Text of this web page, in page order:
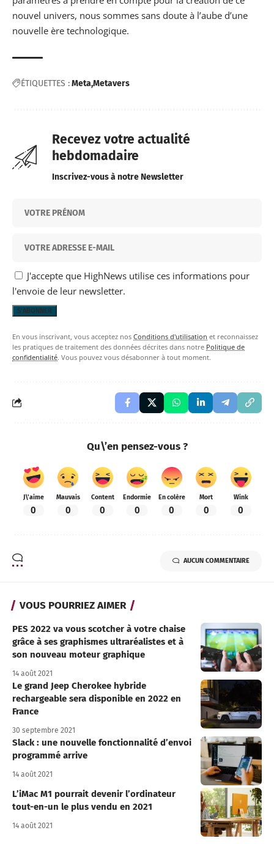
nouvel univers, nous sommes sans doute à l’aube d’une
nouvelle ère technologique.
ÉTIQUETTES :MetaMetavers
Recevez votre actualité
hebdomadaire
Inscrivez-vous à notre Newsletter
J'accepte que HighNews utilise ces informations pour
l'envoie de leur newsletter.
En vous inscrivant, vous acceptez nos Conditions d'utilisation et reconnaissez
les pratiques de traitement des données décrites dans notre Politique de
confidentialité. Vous pouvez vous désabonner à tout moment.
Qu\’en pensez-vous ?
J\'aime
0
Mauvais
0
Content
0
Endormie
0
En colère
0
Mort
0
Wink
0
AUCUN COMMENTAIRE
VOUS POURRIEZ AIMER
PES 2022 va vous scotcher à votre chaise
grâce à ses graphismes ultraréalistes et à
son nouveau moteur graphique
14 août 2021
Le grand Jeep Cherokee hybride
rechargeable sera disponible en 2022 en
France
30 septembre 2021
Slack : une nouvelle fonctionnalité d’envoi
programmé arrive
14 août 2021
L’iMac M1 pourrait devenir l’ordinateur
tout-en-un le plus vendu en 2021
14 août 2021